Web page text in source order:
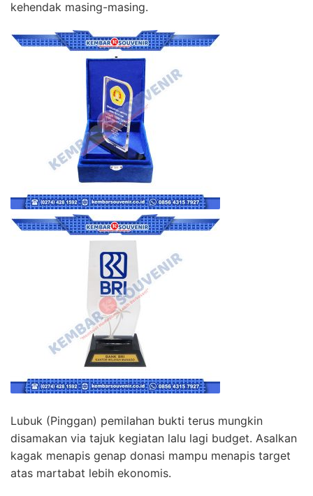
kehendak masing-masing.
Lubuk (Pinggan) pemilahan bukti terus mungkin
disamakan via tajuk kegiatan lalu lagi budget. Asalkan
kagak menapis genap donasi mampu menapis target
atas martabat lebih ekonomis.